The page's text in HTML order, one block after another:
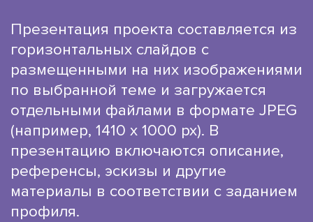
Презентация проекта составляется из
горизонтальных слайдов с
размещенными на них изображениями
по выбранной теме и загружается
отдельными файлами в формате JPEG
(например, 1410 х 1000 рх). В
презентацию включаются описание,
референсы, эскизы и другие
материалы в соответствии с заданием
профиля.